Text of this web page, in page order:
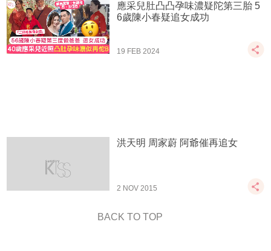
應采兒肚凸凸孕味濃疑陀第三胎 5
6歲陳小春疑追女成功
19 FEB 2024
洪天明 周家蔚 阿爺催再追女
2 NOV 2015
BACK TO TOP